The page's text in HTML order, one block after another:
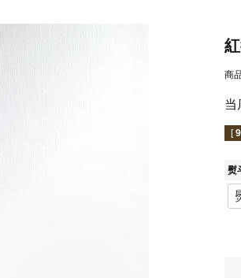
商
当
[
熨